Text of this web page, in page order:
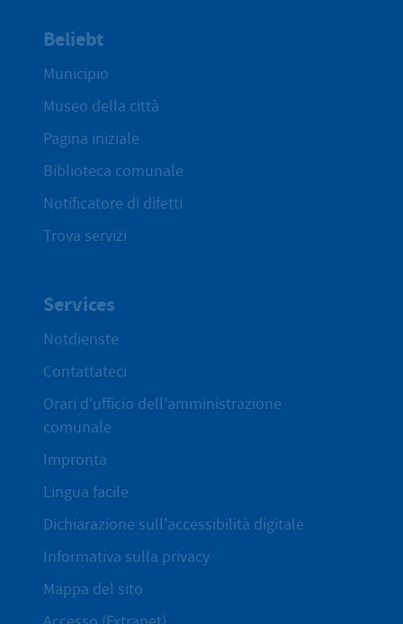
Beliebt
Municipio
Museo della città
Pagina iniziale
Biblioteca comunale
Notificatore di difetti
Trova servizi
Services
Notdienste
Contattateci
Orari d'ufficio dell'amministrazione
comunale
Impronta
Lingua facile
Dichiarazione sull'accessibilità digitale
Informativa sulla privacy
Mappa del sito